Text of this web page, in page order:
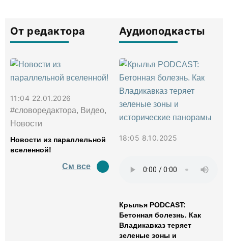
От редактора
11:04 22.01.2026
#словоредактора, Видео,
Новости
Новости из параллельной
вселенной!
См все
Аудиоподкасты
18:05 8.10.2025
Крылья PODCAST:
Бетонная болезнь. Как
Владикавказ теряет
зеленые зоны и